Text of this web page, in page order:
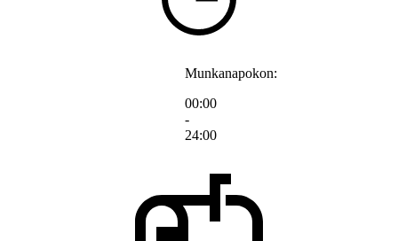
Munkanapokon:
00:00
-
24:00